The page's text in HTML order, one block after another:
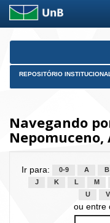
Skip
REPOSITÓRIO
Navegando
Ir para: 0-9 A B
J
K L M
U
V
ou entre